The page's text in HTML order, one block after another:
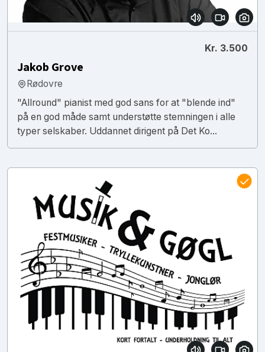
Kr. 3.500
Jakob Grove
Rødovre
"Allround" pianist med god sans for at "blende ind"
på en god måde samt understøtte stemningen i alle
typer selskaber. Uddannet dirigent på Det Ko...